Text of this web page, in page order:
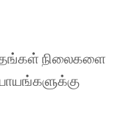
தங்கள் நிலைகளை